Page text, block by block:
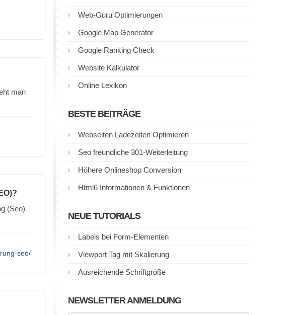
man
(Seo)
seo/
Web-Guru Optimierungen
Google Map Generator
Google Ranking Check
Website Kalkulator
Online Lexikon
BESTE BEITRÄGE
Webseiten Ladezeiten Optimieren
Seo freundliche 301-Weiterleitung
Höhere Onlineshop Conversion
Html6 Informationen & Funktionen
NEUE TUTORIALS
Labels bei Form-Elementen
Viewport Tag mit Skalierung
Ausreichende Schriftgröße
NEWSLETTER ANMELDUNG